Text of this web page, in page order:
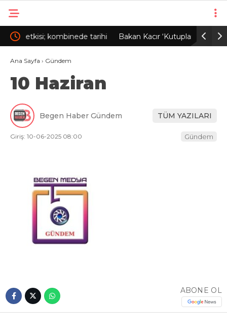
Bakan Kacır ‘Kutuplarda Sıfır Atık’ kitabının
lansmanına katıldı
Ana Sayfa › Gündem
10 Haziran
Begen Haber Gündem TÜM YAZILARI
Giriş: 10-06-2025 08:00 Gündem
ABONE OL